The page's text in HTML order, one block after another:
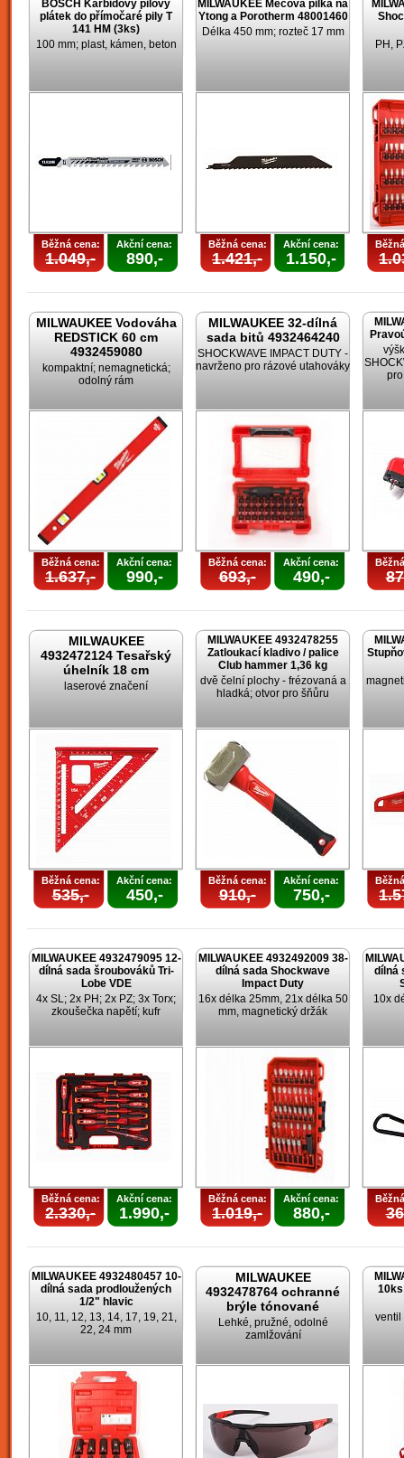
BOSCH Karbidový pilový
plátek do přímočaré pily T
141 HM (3ks)
100 mm; plast, kámen, beton
Běžná cena:
1.049,-
Akční cena:
890,-
MILWAUKEE Mečová pilka na
Ytong a Porotherm 48001460
Délka 450 mm; rozteč 17 mm
Běžná cena:
1.421,-
Akční cena:
1.150,-
PH,
MILWAUKEE Vodováha
REDSTICK 60 cm
4932459080
kompaktní; nemagnetická;
odolný rám
Běžná cena:
1.637,-
Akční cena:
990,-
MILWAUKEE 32-dílná
sada bitů 4932464240
SHOCKWAVE IMPACT DUTY -
navrženo pro rázové utahováky
Běžná cena:
693,-
Akční cena:
490,-
MILWAUKEE
4932472124 Tesařský
úhelník 18 cm
laserové značení
Běžná cena:
535,-
Akční cena:
450,-
MILWAUKEE 4932478255
Zatloukací kladivo / palice
Club hammer 1,36 kg
dvě čelní plochy - frézovaná a
hladká; otvor pro šňůru
Běžná cena:
910,-
Akční cena:
750,-
MILWAUKEE 4932479095 12-
dílná sada šroubováků Tri-
Lobe VDE
4x SL; 2x PH; 2x PZ; 3x Torx;
zkoušečka napětí; kufr
Běžná cena:
2.330,-
Akční cena:
1.990,-
MILWAUKEE 4932492009 38-
dílná sada Shockwave
Impact Duty
16x délka 25mm, 21x délka 50
mm, magnetický držák
Běžná cena:
1.019,-
Akční cena:
880,-
dílná
10x
MILWAUKEE 4932480457 10-
dílná sada prodloužených
1/2" hlavic
10, 11, 12, 13, 14, 17, 19, 21,
22, 24 mm
MILWAUKEE
4932478764 ochranné
brýle tónované
Lehké, pružné, odolné
zamlžování
ventil